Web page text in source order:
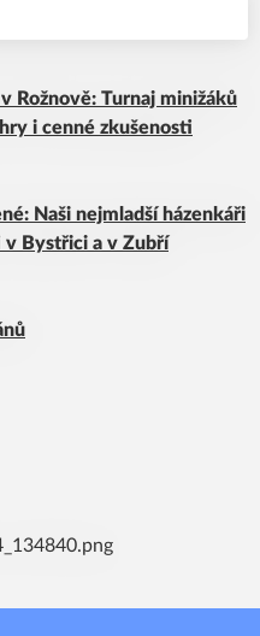
Rožnově: Turnaj minižáků
i cenné zkušenosti
Naši nejmladší házenkáři
v Bystřici a v Zubří